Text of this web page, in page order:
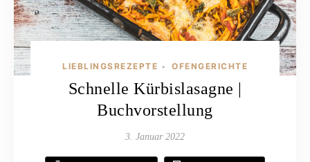
LIEBLINGSREZEPTE • OFENGERICHTE
Schnelle Kürbislasagne |
Buchvorstellung
3. Januar 2022